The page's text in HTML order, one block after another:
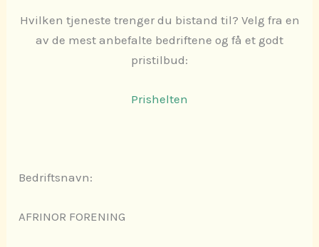
Hvilken tjeneste trenger du bistand til? Velg fra en
av de mest anbefalte bedriftene og få et godt
pristilbud:
Prishelten
Bedriftsnavn:
AFRINOR FORENING